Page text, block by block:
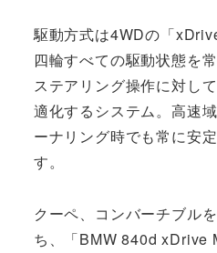
駆動方式は4WDの「
四輪すべての駆動状態を
ステアリング操作に対し
適化するシステム。高速
ーナリング時でも常に安
す。
クーペ、コンバーチブル
ち、「BMW 840d xDrive